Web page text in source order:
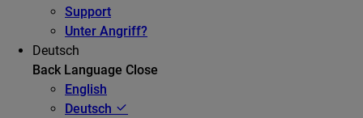
Support
Unter Angriff?
Deutsch
Back Language Close
English
Deutsch